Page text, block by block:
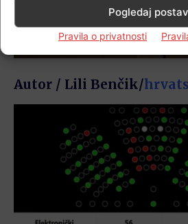
Pogledaj
Pravila o privatnosti
Autor / Lili Benčik/